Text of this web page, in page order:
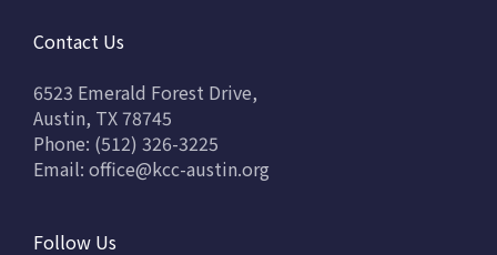
Contact Us
6523 Emerald Forest Drive,
Austin, TX 78745
Phone: (512) 326-3225
Email: office@kcc-austin.org
Follow Us